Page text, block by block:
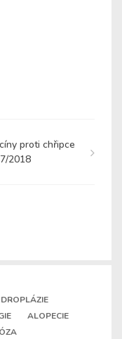
proti chřipce
2018
ALOPECIE